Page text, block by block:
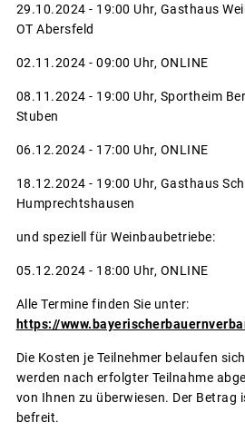
29.10.2024 - 19:00 Uhr, Gasthaus
OT Abersfeld
02.11.2024 - 09:00 Uhr, ONLINE
08.11.2024 - 19:00 Uhr, Sportheim
Stuben
06.12.2024 - 17:00 Uhr, ONLINE
18.12.2024 - 19:00 Uhr, Gasthaus
Humprechtshausen
und speziell für Weinbaubetriebe:
05.12.2024 - 18:00 Uhr, ONLINE
Alle Termine finden Sie unter:
https://
Die Kosten je Teilnehmer belaufen
werden nach erfolgter Teilnahme
von Ihnen zu überwiesen. Der Betrag
befreit.